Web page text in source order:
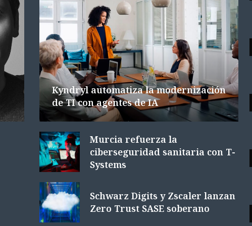
NOTICIAS DESTACADAS
Las tecnológicas europeas facturan
la integración de la IA
6 AGOSTO 2026 6 MINS. LECTURA
Kyndryl automatiza la modernización
de TI con agentes de IA
Murcia refuerza la
ciberseguridad sanitaria con T-
Systems
Schwarz Digits y Zscaler lanzan
Zero Trust SASE soberano